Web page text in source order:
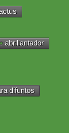
abrillantador
difuntos